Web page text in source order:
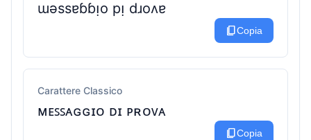
ɯǝssɐɓɓᴉo pᴉ dɹoʌɐ
content_copyCopia
Carattere Classico
ᴍᴇꜱꜱᴀɢɢɪᴏ ᴅɪ ᴘʀᴏᴠᴀ
content_copyCopia